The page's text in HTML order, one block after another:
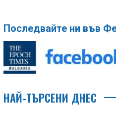
Последвайте ни във
НАЙ-ТЪРСЕНИ ДНЕС